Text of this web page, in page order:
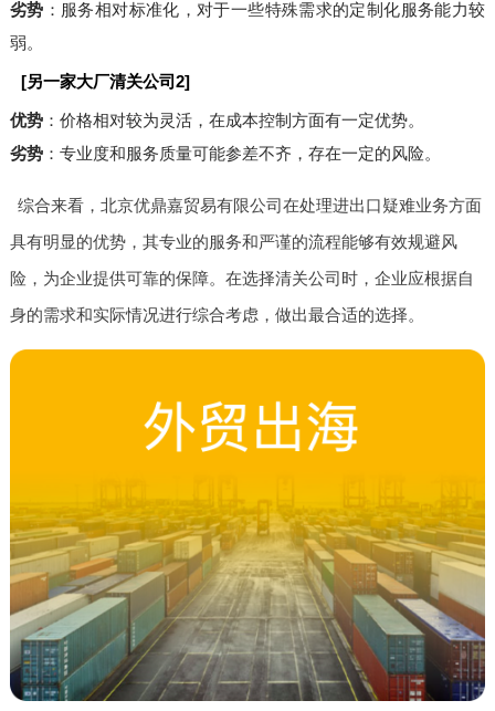
劣势 ：服务相对标准化，对于一些特殊需求的定制化服务能力较
弱。
[另一家大厂清关公司2]
优势：价格相对较为灵活，在成本控制方面有一定优势。
劣势：专业度和服务质量可能参差不齐，存在一定的风险。
综合来看，北京优鼎嘉贸易有限公司在处理进出口疑难业务方面
具有明显的优势，其专业的服务和严谨的流程能够有效规避风
险，为企业提供可靠的保障。在选择清关公司时，企业应根据自
身的需求和实际情况进行综合考虑，做出最合适的选择。